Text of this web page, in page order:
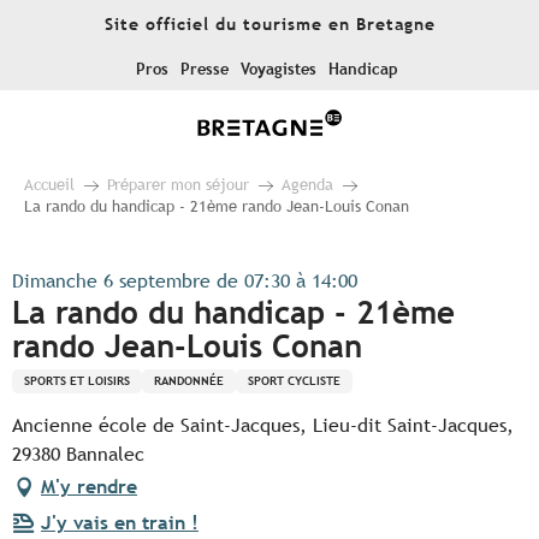
Site officiel du tourisme en Bretagne
Pros Presse Voyagistes Handicap
Accueil Préparer mon séjour
Agenda
La rando du handicap - 21ème rando Jean-Louis Conan
Dimanche 6 septembre de 07:30 à 14:00
La rando du handicap - 21ème
rando Jean-Louis Conan
SPORTS ET LOISIRS RANDONNÉE SPORT CYCLISTE
Ancienne école de Saint-Jacques, Lieu-dit Saint-Jacques,
29380 Bannalec
M'y rendre
J'y vais en train !